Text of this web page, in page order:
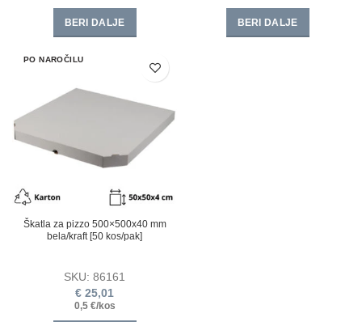
BERI DALJE BERI DALJE
PO NAROČILU
Škatla za pizzo 500×500х40 mm
bela/kraft [50 kos/pak]
SKU: 86161
€ 25,01
0,5 €/kos